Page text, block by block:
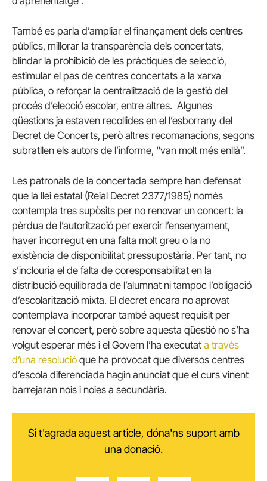
També es parla d’ampliar el finançament dels centres
públics, millorar la transparència dels concertats,
blindar la prohibició de les pràctiques de selecció,
estimular el pas de centres concertats a la xarxa
pública, o reforçar la centralització de la gestió del
procés d’elecció escolar, entre altres. Algunes
qüestions ja estaven recollides en el l’esborrany del
Decret de Concerts, però altres recomanacions, segons
subratllen els autors de l’informe, “van molt més enllà”.
Les patronals de la concertada sempre han defensat
que la llei estatal (Reial Decret 2377/1985) només
contempla tres supòsits per no renovar un concert: la
pèrdua de l’autorització per exercir l’ensenyament,
haver incorregut en una falta molt greu o la no
existència de disponibilitat pressupostària. Per tant, no
s’inclouria el de falta de coresponsabilitat en la
distribució equilibrada de l’alumnat ni tampoc l’obligació
d’escolarització mixta. El decret encara no aprovat
contemplava incorporar també aquest requisit per
renovar el concert, però sobre aquesta qüestió no s’ha
volgut esperar més i el Govern l’ha executat a través
d’una resolució que ha provocat que diversos centres
d’escola diferenciada hagin anunciat que el curs vinent
barrejaran nois i noies a secundària.
Si t'agrada aquest article, dóna'ns suport amb
una donació.